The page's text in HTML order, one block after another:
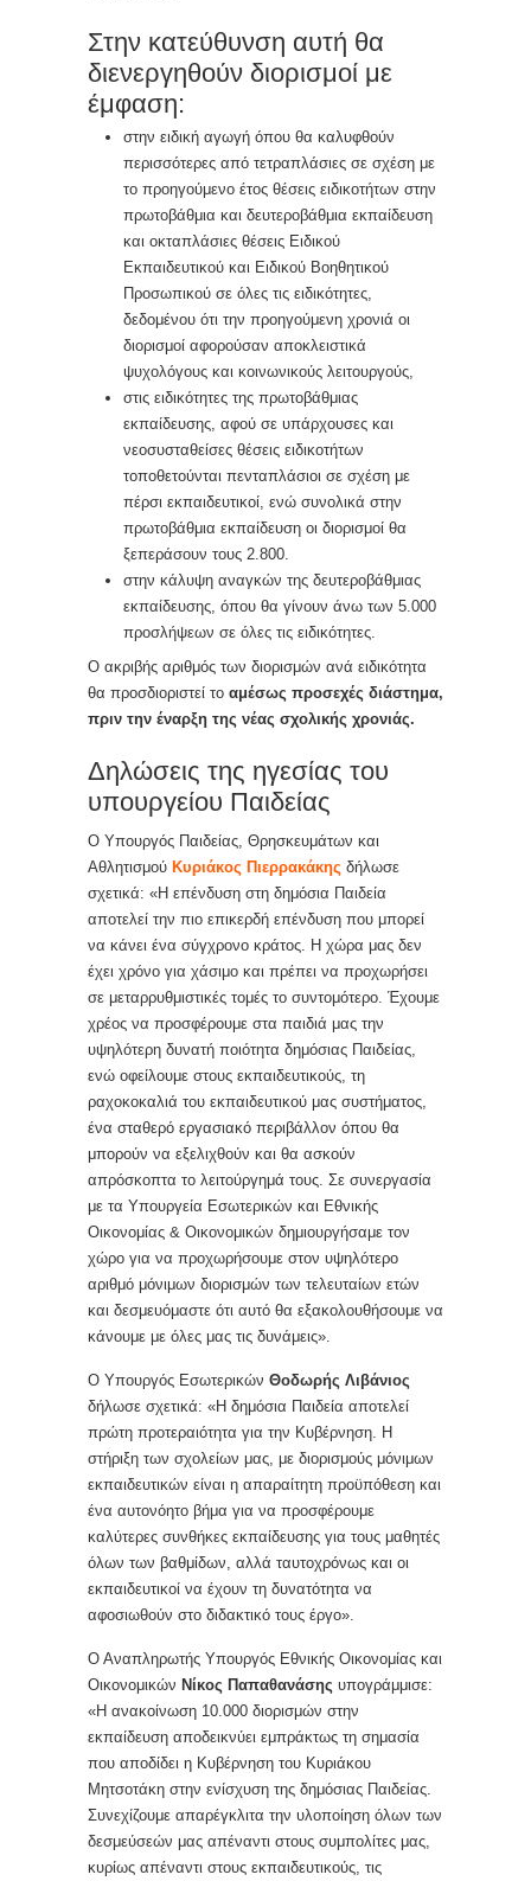
Στην κατεύθυνση αυτή θα
διενεργηθούν διορισμοί με
έμφαση:
στην ειδική αγωγή όπου θα καλυφθούν
περισσότερες από τετραπλάσιες σε σχέση με
το προηγούμενο έτος θέσεις ειδικοτήτων στην
πρωτοβάθμια και δευτεροβάθμια εκπαίδευση
και οκταπλάσιες θέσεις Ειδικού
Εκπαιδευτικού και Ειδικού Βοηθητικού
Προσωπικού σε όλες τις ειδικότητες,
δεδομένου ότι την προηγούμενη χρονιά οι
διορισμοί αφορούσαν αποκλειστικά
ψυχολόγους και κοινωνικούς λειτουργούς,
στις ειδικότητες της πρωτοβάθμιας
εκπαίδευσης, αφού σε υπάρχουσες και
νεοσυσταθείσες θέσεις ειδικοτήτων
τοποθετούνται πενταπλάσιοι σε σχέση με
πέρσι εκπαιδευτικοί, ενώ συνολικά στην
πρωτοβάθμια εκπαίδευση οι διορισμοί θα
ξεπεράσουν τους 2.800.
στην κάλυψη αναγκών της δευτεροβάθμιας
εκπαίδευσης, όπου θα γίνουν άνω των 5.000
προσλήψεων σε όλες τις ειδικότητες.
Ο ακριβής αριθμός των διορισμών ανά ειδικότητα
θα προσδιοριστεί το αμέσως προσεχές διάστημα,
πριν την έναρξη της νέας σχολικής χρονιάς.
Δηλώσεις της ηγεσίας του
υπουργείου Παιδείας
Ο Υπουργός Παιδείας, Θρησκευμάτων και
Αθλητισμού Κυριάκος Πιερρακάκης δήλωσε
σχετικά: «Η επένδυση στη δημόσια Παιδεία
αποτελεί την πιο επικερδή επένδυση που μπορεί
να κάνει ένα σύγχρονο κράτος. Η χώρα μας δεν
έχει χρόνο για χάσιμο και πρέπει να προχωρήσει
σε μεταρρυθμιστικές τομές το συντομότερο. Έχουμε
χρέος να προσφέρουμε στα παιδιά μας την
υψηλότερη δυνατή ποιότητα δημόσιας Παιδείας,
ενώ οφείλουμε στους εκπαιδευτικούς, τη
ραχοκοκαλιά του εκπαιδευτικού μας συστήματος,
ένα σταθερό εργασιακό περιβάλλον όπου θα
μπορούν να εξελιχθούν και θα ασκούν
απρόσκοπτα το λειτούργημά τους. Σε συνεργασία
με τα Υπουργεία Εσωτερικών και Εθνικής
Οικονομίας & Οικονομικών δημιουργήσαμε τον
χώρο για να προχωρήσουμε στον υψηλότερο
αριθμό μόνιμων διορισμών των τελευταίων ετών
και δεσμευόμαστε ότι αυτό θα εξακολουθήσουμε να
κάνουμε με όλες μας τις δυνάμεις».
Ο Υπουργός Εσωτερικών Θοδωρής Λιβάνιος
δήλωσε σχετικά: «Η δημόσια Παιδεία αποτελεί
πρώτη προτεραιότητα για την Κυβέρνηση. Η
στήριξη των σχολείων μας, με διορισμούς μόνιμων
εκπαιδευτικών είναι η απαραίτητη προϋπόθεση και
ένα αυτονόητο βήμα για να προσφέρουμε
καλύτερες συνθήκες εκπαίδευσης για τους μαθητές
όλων των βαθμίδων, αλλά ταυτοχρόνως και οι
εκπαιδευτικοί να έχουν τη δυνατότητα να
αφοσιωθούν στο διδακτικό τους έργο».
Ο Αναπληρωτής Υπουργός Εθνικής Οικονομίας και
Οικονομικών Νίκος Παπαθανάσης υπογράμμισε:
«Η ανακοίνωση 10.000 διορισμών στην
εκπαίδευση αποδεικνύει εμπράκτως τη σημασία
που αποδίδει η Κυβέρνηση του Κυριάκου
Μητσοτάκη στην ενίσχυση της δημόσιας Παιδείας.
Συνεχίζουμε απαρέγκλιτα την υλοποίηση όλων των
δεσμεύσεών μας απέναντι στους συμπολίτες μας,
κυρίως απέναντι στους εκπαιδευτικούς, τις